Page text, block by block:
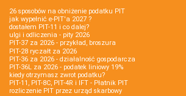
26 sposobów na obniżenie podatku PIT
jak wypełnić e-PIT'a 2027 ?
dostałem PIT-11 i co dalej?
ulgi i odliczenia - pity 2026
PIT-37 za 2026 - przykład, broszura
PIT-28 ryczałt za 2026
PIT-36 za 2026 - działalność gospodarcza
PIT-36L za 2026 - podatek liniowy 19%
kiedy otrzymasz zwrot podatku?
PIT-11, PIT-8C, PIT-4R i IFT - Płatnik PIT
rozliczenie PIT przez urząd skarbowy